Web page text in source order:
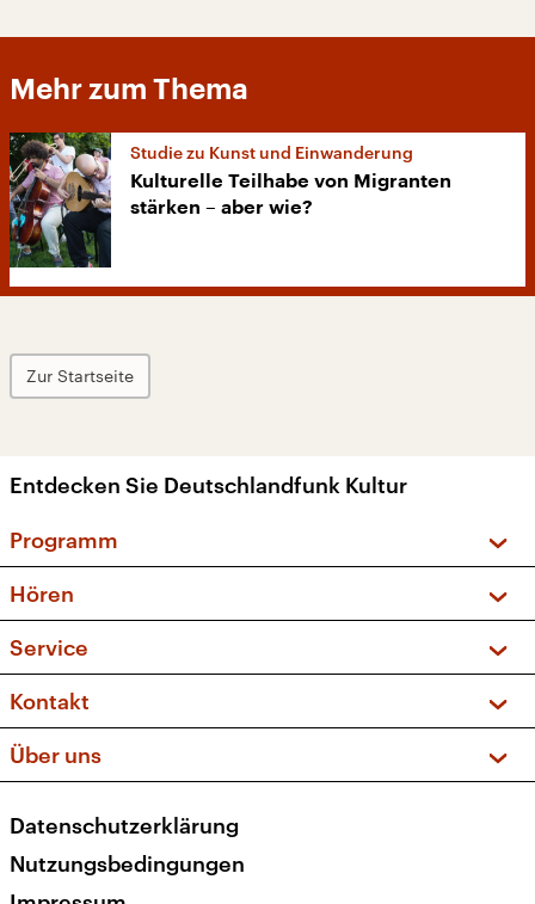
Mehr zum Thema
Studie zu Kunst und Einwanderung
Kulturelle Teilhabe von Migranten
stärken – aber wie?
Zur Startseite
Entdecken Sie Deutschlandfunk Kultur
Programm
Sendungen und Podcasts
Musikliste
Kakadu – Das Kinderprogramm
Hören
Frequenzen (UKW + DAB+)
Service
FAQ
Apps
Newsletter
Veranstaltungen
Kontakt
Social Media
Über uns
Presse
Karriere
Datenschutzerklärung
Nutzungsbedingungen